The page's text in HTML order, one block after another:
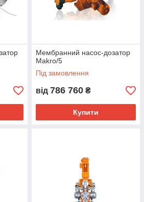
Мембранний насос-дозатор
Makro/5
Під замовлення
від 786 760 ₴
Купити